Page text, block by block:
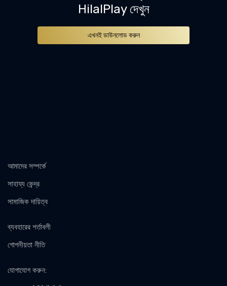
HilalPlay দেখুন
এখনই ডাউনলোড করুন
আমাদের সম্পর্কে
সাহায্য কেন্দ্র
সামাজিক দায়িত্ব
ব্যবহারের শর্তাবলী
গোপনীয়তা নীতি
যোগাযোগ করুন: